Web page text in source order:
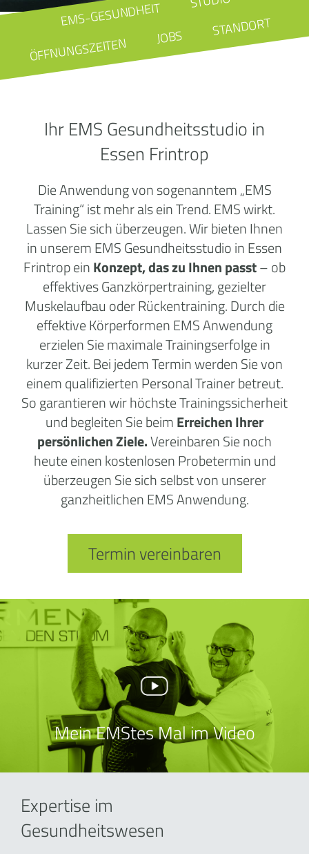
EMS-GESUNDHEIT
ÖFFNUNGSZEITEN JOBS STANDORT
Ihr EMS Gesundheitsstudio in
Essen Frintrop
Die Anwendung von sogenanntem „EMS
Training“ ist mehr als ein Trend. EMS wirkt.
Lassen Sie sich überzeugen. Wir bieten Ihnen
in unserem EMS Gesundheitsstudio in Essen
Frintrop einKonzept, das zu Ihnen passt– ob
effektives Ganzkörpertraining, gezielter
Muskelaufbau oder Rückentraining. Durch die
effektive Körperformen EMS Anwendung
erzielen Sie maximale Trainingserfolge in
kurzer Zeit. Bei jedem Termin werden Sie von
einem qualifizierten Personal Trainer betreut.
So garantieren wir höchste Trainingssicherheit
und begleiten Sie beimErreichen Ihrer
persönlichen Ziele.Vereinbaren Sie noch
heute einen kostenlosen Probetermin und
überzeugen Sie sich selbst von unserer
ganzheitlichen EMS Anwendung.
Termin vereinbaren
Mein EMStes Mal im Video
Expertise im
Gesundheitswesen